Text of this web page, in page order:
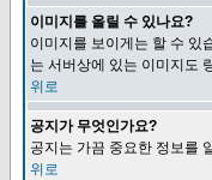
이미지를 올릴 수 있나요?
이미지를 보이게는 할 수 있
는 서버상에 있는 이미지도
위로
공지가 무엇인가요?
공지는 가끔 중요한 정보를
위로